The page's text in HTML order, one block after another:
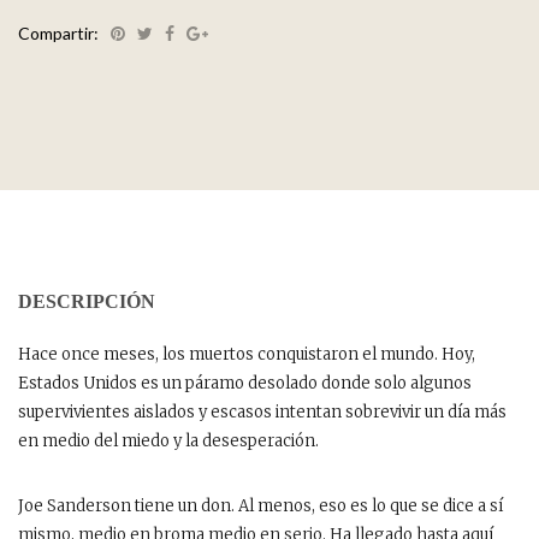
Compartir:
DESCRIPCIÓN
Hace once meses, los muertos conquistaron el mundo. Hoy,
Estados Unidos es un páramo desolado donde solo algunos
supervivientes aislados y escasos intentan sobrevivir un día más
en medio del miedo y la desesperación.
Joe Sanderson tiene un don. Al menos, eso es lo que se dice a sí
mismo, medio en broma medio en serio. Ha llegado hasta aquí